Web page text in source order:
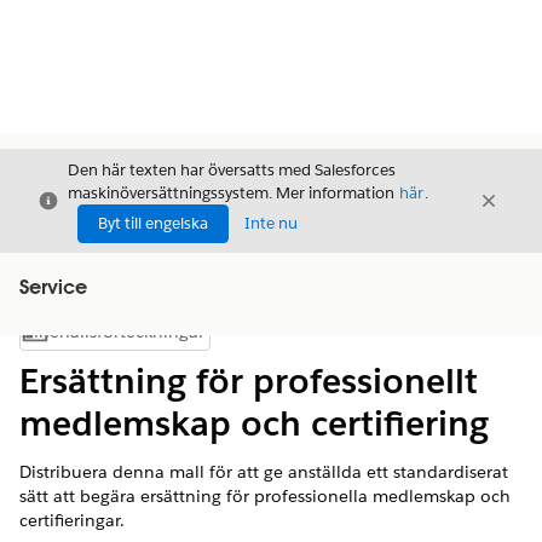
Stäng
Den här texten har översatts med Salesforces
maskinöversättningssystem. Mer information här.
Byt till engelska
Inte nu
Stäng
Service
Visa innehållsförteckning
Innehållsförteckningar
Ersättning för professionellt
medlemskap och certifiering
Distribuera denna mall för att ge anställda ett standardiserat
sätt att begära ersättning för professionella medlemskap och
certifieringar.